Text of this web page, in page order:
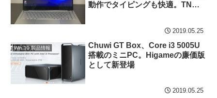
動作でタイピングも快適。TNパ
2019.05.25
Win 10 製品情報
Chuwi GT Box、Core i3 5005U
搭載のミニPC。Higameの廉価版
として新登場
2019.05.25